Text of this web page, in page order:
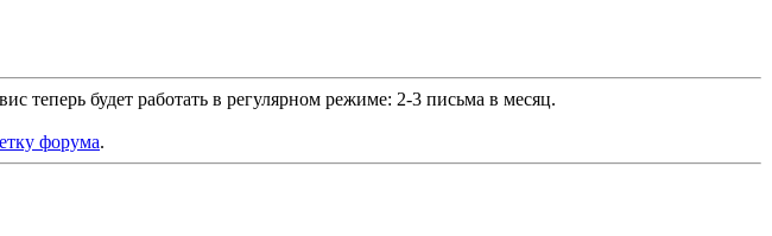
будет работать в регулярном режиме: 2-3 письма в месяц.
форума.